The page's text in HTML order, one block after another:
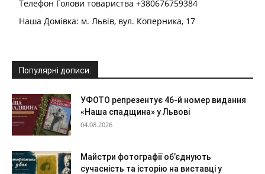
Телефон Голови товариства +380676759384
Наша Домівка: м. Львів, вул. Коперника, 17
Популярні дописи:
УФОТО репрезентує 46-й номер видання
«Наша спадщина» у Львові
04.08.2026
Майстри фотографії об’єднують
сучасність та історію на виставці у